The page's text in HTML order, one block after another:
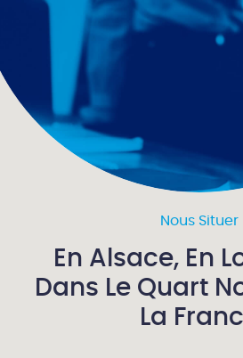
Nous Situer
En Alsace, En
Dans Le Quart
La